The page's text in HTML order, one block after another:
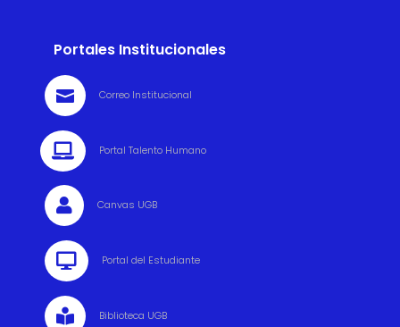
Portales Institucionales
 Correo Institucional
 Portal Talento Humano
 Canvas UGB
 Portal del Estudiante
 Biblioteca UGB